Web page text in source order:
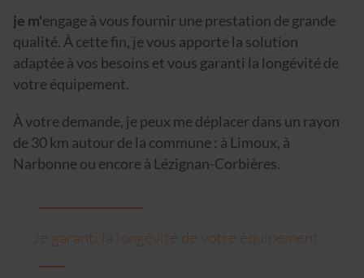
je m'engage à vous fournir une prestation de grande
qualité. À cette fin, je vous apporte la solution
adaptée à vos besoins et vous garanti la longévité de
votre équipement.
À votre demande, je peux me déplacer dans un rayon
de 30 km autour de la commune : à Limoux, à
Narbonne ou encore à Lézignan-Corbières.
Je garanti la longévité de votre équipement